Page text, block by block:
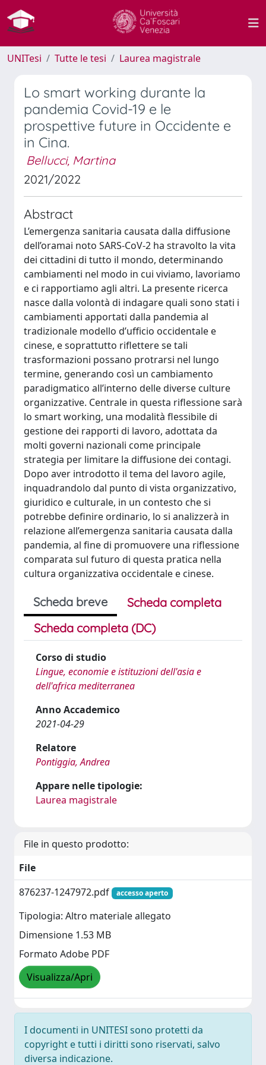
UNITesi Tutte le tesi Laurea magistrale
Lo smart working durante la
pandemia Covid-19 e le
prospettive future in Occidente e
in Cina.
Bellucci, Martina
2021/2022
Abstract
L’emergenza sanitaria causata dalla diffusione
dell’oramai noto SARS-CoV-2 ha stravolto la vita
dei cittadini di tutto il mondo, determinando
cambiamenti nel modo in cui viviamo, lavoriamo
e ci rapportiamo agli altri. La presente ricerca
nasce dalla volontà di indagare quali sono stati i
cambiamenti apportati dalla pandemia al
tradizionale modello d’ufficio occidentale e
cinese, e soprattutto riflettere se tali
trasformazioni possano protrarsi nel lungo
termine, generando così un cambiamento
paradigmatico all’interno delle diverse culture
organizzative. Centrale in questa riflessione sarà
lo smart working, una modalità flessibile di
gestione dei rapporti di lavoro, adottata da
molti governi nazionali come principale
strategia per limitare la diffusione dei contagi.
Dopo aver introdotto il tema del lavoro agile,
inquadrandolo dal punto di vista organizzativo,
giuridico e culturale, in un contesto che si
potrebbe definire ordinario, lo si analizzerà in
relazione all’emergenza sanitaria causata dalla
pandemia, al fine di promuovere una riflessione
comparata sul futuro di questa pratica nella
cultura organizzativa occidentale e cinese.
Scheda breve
Scheda completa
Scheda completa (DC)
Corso di studio
Lingue, economie e istituzioni dell'asia e
dell'africa mediterranea
Anno Accademico
2021-04-29
Relatore
Pontiggia, Andrea
Appare nelle tipologie:
Laurea magistrale
File in questo prodotto:
File
876237-1247972.pdf
accesso aperto
Tipologia: Altro materiale allegato
Dimensione 1.53 MB
Formato Adobe PDF
Visualizza/Apri
I documenti in UNITESI sono protetti da
copyright e tutti i diritti sono riservati, salvo
diversa indicazione.